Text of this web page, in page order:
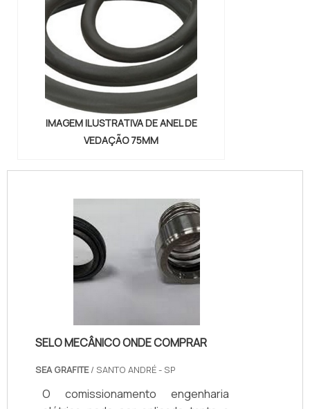
IMAGEM ILUSTRATIVA DE ANEL DE
VEDAÇÃO 75MM
SELO MECÂNICO ONDE COMPRAR
SEA GRAFITE/ SANTO ANDRÉ - SP
O comissionamento engenharia